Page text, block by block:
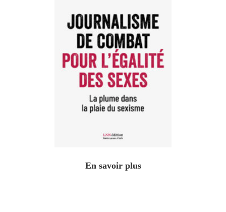
En savoir plus